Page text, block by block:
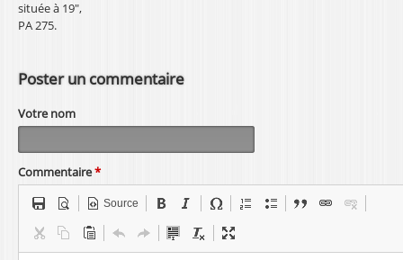
située à 19",
PA 275.
Poster un commentaire
Votre nom
Commentaire*
Source